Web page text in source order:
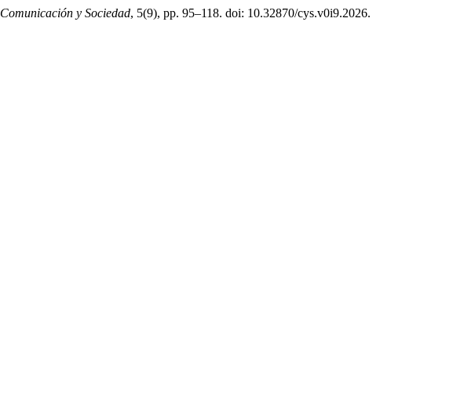
Comunicación y Sociedad, 5(9), pp. 95–118. doi: 10.32870/cys.v0i9.2026.